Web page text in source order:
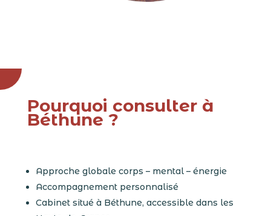
Pourquoi consulter à
Béthune ?
Approche globale corps – mental – énergie
Accompagnement personnalisé
Cabinet situé à Béthune, accessible dans les